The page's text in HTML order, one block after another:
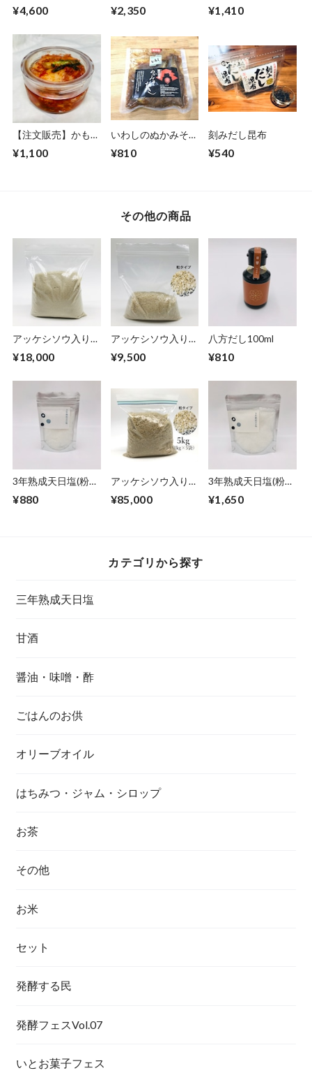
チ（1kg）
¥4,600
チ（500g）
¥2,350 ¥1,410
【注文販売】かもす
チ（200g）
¥1,100
いわしのぬかみそだ
¥810
刻みだし昆布
¥540
その他の商品
アッケシソウ入り3
イプ)1㎏
¥18,000
アッケシソウ入り3
イプ)500g
¥9,500
八方だし100ml
¥810
3年熟成天日塩(粉タ
¥880
アッケシソウ入り3
イプ)5kg
¥85,000
3年熟成天日塩(粉タ
¥1,650
カテゴリから探す
三年熟成天日塩
甘酒
醤油・味噌・酢
ごはんのお供
オリーブオイル
はちみつ・ジャム・シロップ
お茶
その他
お米
セット
発酵する民
発酵フェスVol.07
いとお菓子フェス